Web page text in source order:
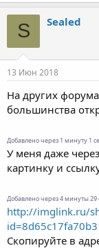
S Sealed
13 Июн 2018
На других
большинства
Добавлено через 1 минуту 1
У меня даже
картинку и
Добавлено через 4 минуты 29
http://imglink.ru/
Скопируйте в